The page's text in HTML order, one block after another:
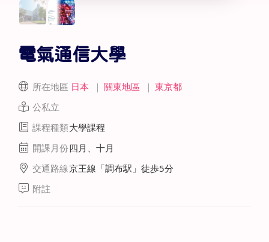
電氣通信大學
所在地區 日本 ｜ 關東地區 ｜ 東京都
公私立
課程種類大學課程
開課月份四月、十月
交通路線京王線「調布駅」徒歩5分
附註